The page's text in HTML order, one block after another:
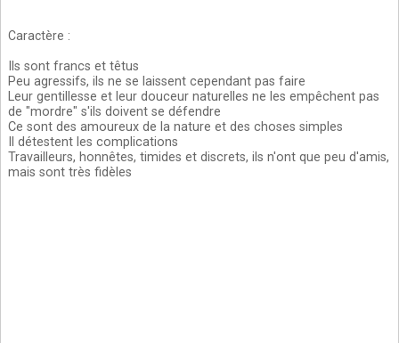
Caractère :
Ils sont francs et têtus
Peu agressifs, ils ne se laissent cependant pas faire
Leur gentillesse et leur douceur naturelles ne les empêchent pas
de "mordre" s'ils doivent se défendre
Ce sont des amoureux de la nature et des choses simples
Il détestent les complications
Travailleurs, honnêtes, timides et discrets, ils n'ont que peu d'amis,
mais sont très fidèles